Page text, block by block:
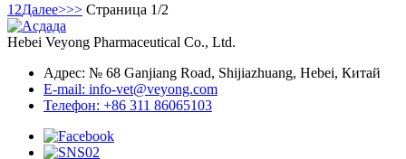
1 2Далее>>> Страница 1/2
Hebei Veyong Pharmaceutical Co., Ltd.
Адрес: № 68 Ganjiang Road, Shijiazhuang, Hebei, Китай
E-mail: info-vet@veyong.com
Телефон: +86 311 86065103